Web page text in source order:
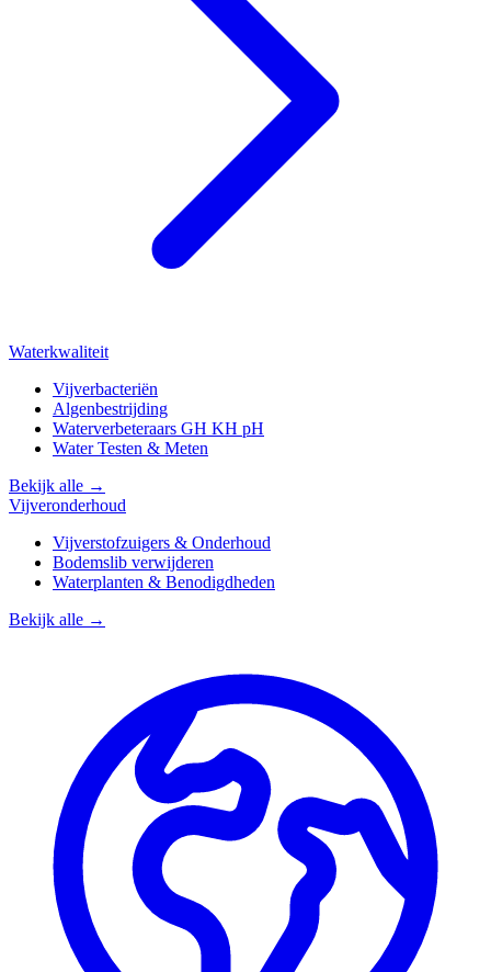
Waterkwaliteit
Vijverbacteriën
Algenbestrijding
Waterverbeteraars GH KH pH
Water Testen & Meten
Bekijk alle →
Vijveronderhoud
Vijverstofzuigers & Onderhoud
Bodemslib verwijderen
Waterplanten & Benodigdheden
Bekijk alle →